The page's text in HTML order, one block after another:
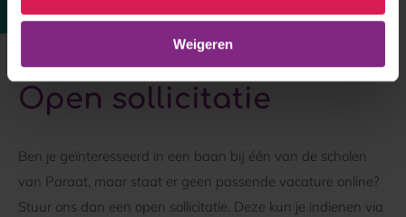
Weigeren
Open sollicitatie
Ben je geïnteresseerd in een baan bij één van de scholen
van Paraat, maar staat er geen passende vacature online?
Stuur ons dan een open sollicitatie. Deze kun je indienen via